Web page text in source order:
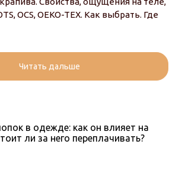
OCS, OEKO-TEX. Как выбрать. Где
Читать дальше